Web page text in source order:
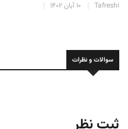
Tafreshi ۱۰ آبان ۱۴۰۲
سوالات و نظرات